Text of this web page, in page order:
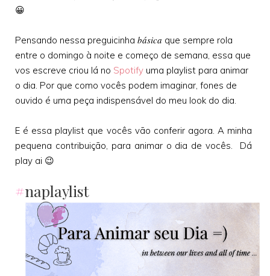
😀
Pensando nessa preguicinha básica que sempre rola
entre o domingo à noite e começo de semana, essa que
vos escreve criou lá no Spotify uma playlist para animar
o dia. Por que como vocês podem imaginar, fones de
ouvido é uma peça indispensável do meu look do dia.
E é essa playlist que vocês vão conferir agora. A minha
pequena contribuição, para animar o dia de vocês. Dá
play ai 😉
#naplaylist